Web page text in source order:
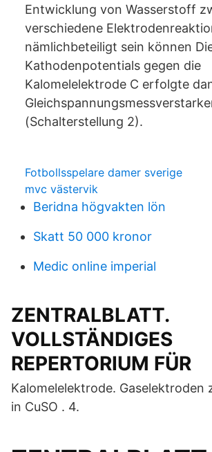
Entwicklung von Wasserstoff
verschiedene
nämlichbeteiligt sein können
Kathodenpotentials gegen die
Kalomelelektrode C erfolgte
(Schalterstellung 2).
Fotbollsspelare damer sverige
mvc västervik
Beridna högvakten lön
Skatt 50 000 kronor
Medic online imperial
ZENTRALBLATT.
VOLLSTÄNDIGES
REPERTORIUM FÜR
Kalomelelektrode. Gaselektroden
in CuSO . 4.